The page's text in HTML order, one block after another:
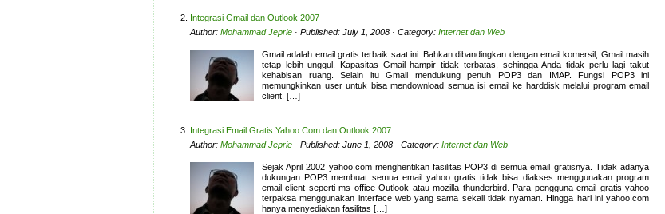
Integrasi Gmail dan Outlook 2007
Author: Mohammad Jeprie · Published: July 1, 2008 · Category: Internet dan Web
Gmail adalah email gratis terbaik saat ini. Bahkan dibandingkan dengan email komersil, Gmail masih
tetap lebih unggul. Kapasitas Gmail hampir tidak terbatas, sehingga Anda tidak perlu lagi takut
kehabisan ruang. Selain itu Gmail mendukung penuh POP3 dan IMAP. Fungsi POP3 ini
memungkinkan user untuk bisa mendownload semua isi email ke harddisk melalui program email
client. […]
Integrasi Email Gratis Yahoo.Com dan Outlook 2007
Author: Mohammad Jeprie · Published: June 1, 2008 · Category: Internet dan Web
Sejak April 2002 yahoo.com menghentikan fasilitas POP3 di semua email gratisnya. Tidak adanya
dukungan POP3 membuat semua email yahoo gratis tidak bisa diakses menggunakan program
email client seperti ms office Outlook atau mozilla thunderbird. Para pengguna email gratis yahoo
terpaksa menggunakan interface web yang sama sekali tidak nyaman. Hingga hari ini yahoo.com
hanya menyediakan fasilitas […]